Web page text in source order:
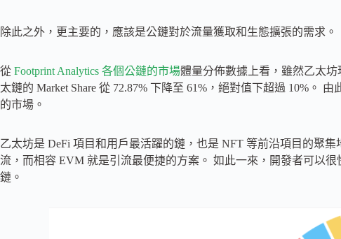
除此之外，更主要的，應該是公鏈對於流量獲取和生態擴張的需求。
從 Footprint Analytics 各個公鏈的市場體量分佈數據上看，雖然乙太
太鏈的 Market Share 從 72.87% 下降至 61%，絕對值下超過 10%。
的市場。
乙太坊是 DeFi 項目和用戶最活躍的鏈，也是 NFT 等前沿項目的聚
流，而相容 EVM 就是引流最便捷的方案。 如此一來，開發者可以
鏈。